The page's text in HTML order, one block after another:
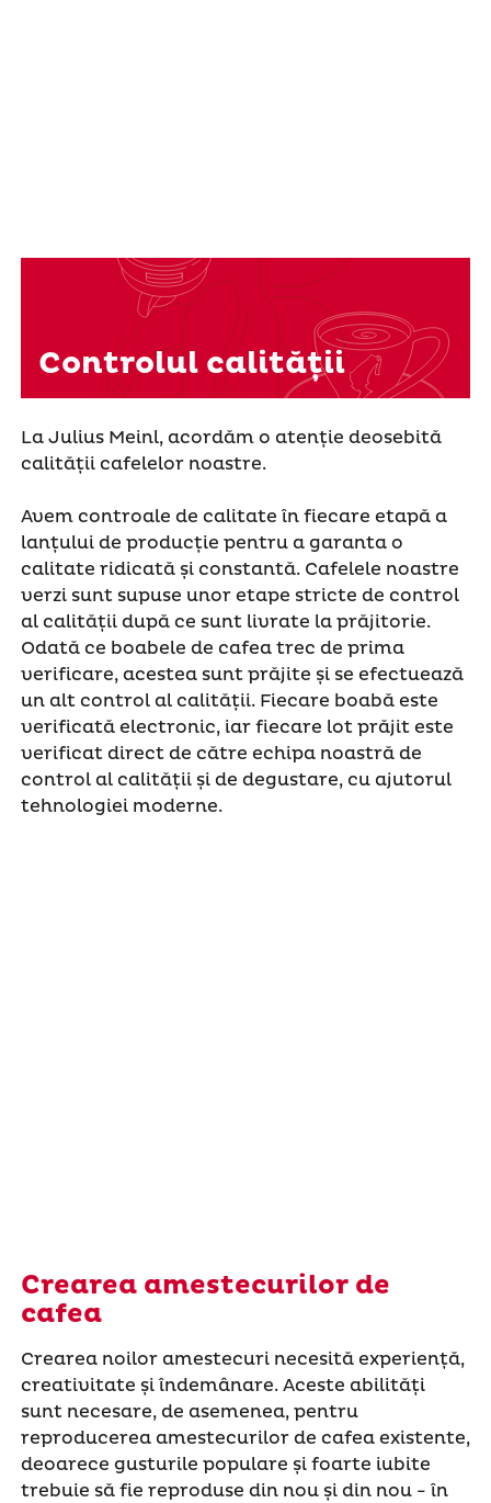
La Julius Meinl, acordăm o atenție deosebită
calității cafelelor noastre.
Avem controale de calitate în fiecare etapă a
lanțului de producție pentru a garanta o
calitate ridicată și constantă. Cafelele noastre
verzi sunt supuse unor etape stricte de control
al calității după ce sunt livrate la prăjitorie.
Odată ce boabele de cafea trec de prima
verificare, acestea sunt prăjite și se efectuează
un alt control al calității. Fiecare boabă este
verificată electronic, iar fiecare lot prăjit este
verificat direct de către echipa noastră de
control al calității și de degustare, cu ajutorul
tehnologiei moderne.
Controlul calității
Crearea amestecurilor de
cafea
Crearea noilor amestecuri necesită experiență,
creativitate și îndemânare. Aceste abilități
sunt necesare, de asemenea, pentru
reproducerea amestecurilor de cafea existente,
deoarece gusturile populare și foarte iubite
trebuie să fie reproduse din nou și din nou - în